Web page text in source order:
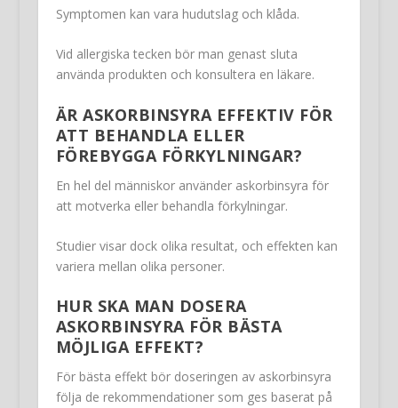
Symptomen kan vara hudutslag och klåda.
Vid allergiska tecken bör man genast sluta
använda produkten och konsultera en läkare.
ÄR ASKORBINSYRA EFFEKTIV FÖR
ATT BEHANDLA ELLER
FÖREBYGGA FÖRKYLNINGAR?
En hel del människor använder askorbinsyra för
att motverka eller behandla förkylningar.
Studier visar dock olika resultat, och effekten kan
variera mellan olika personer.
HUR SKA MAN DOSERA
ASKORBINSYRA FÖR BÄSTA
MÖJLIGA EFFEKT?
För bästa effekt bör doseringen av askorbinsyra
följa de rekommendationer som ges baserat på